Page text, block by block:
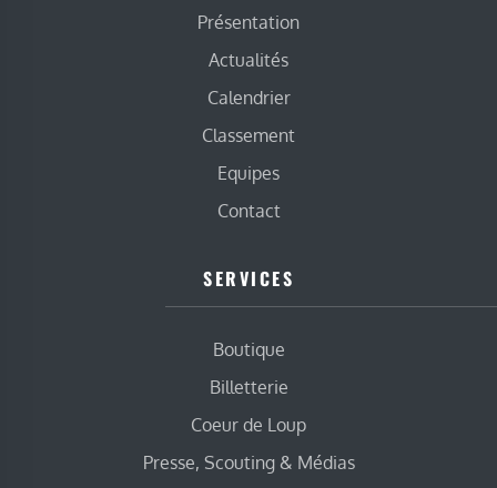
Présentation
Actualités
Calendrier
Classement
Equipes
Contact
SERVICES
Boutique
Billetterie
Coeur de Loup
Presse, Scouting & Médias